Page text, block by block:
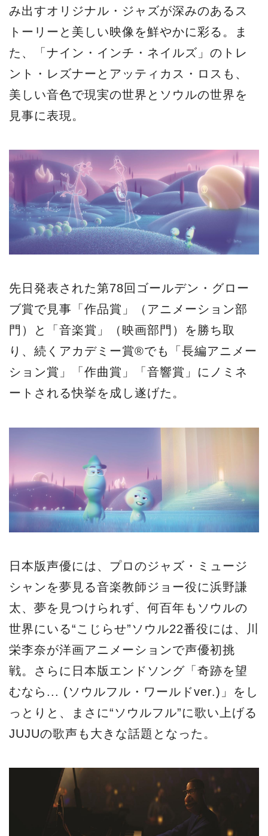
み出すオリジナル・ジャズが深みのあるス
トーリーと美しい映像を鮮やかに彩る。ま
た、「ナイン・インチ・ネイルズ」のトレ
ント・レズナーとアッティカス・ロスも、
美しい音色で現実の世界とソウルの世界を
見事に表現。
先日発表された第78回ゴールデン・グロー
ブ賞で見事「作品賞」（アニメーション部
門）と「音楽賞」（映画部門）を勝ち取
り、続くアカデミー賞®でも「長編アニメー
ション賞」「作曲賞」「音響賞」にノミネ
ートされる快挙を成し遂げた。
日本版声優には、プロのジャズ・ミュージ
シャンを夢見る音楽教師ジョー役に浜野謙
太、夢を見つけられず、何百年もソウルの
世界にいる“こじらせ”ソウル22番役には、川
栄李奈が洋画アニメーションで声優初挑
戦。さらに日本版エンドソング「奇跡を望
むなら... (ソウルフル・ワールドver.)」をし
っとりと、まさに“ソウルフル”に歌い上げる
JUJUの歌声も大きな話題となった。